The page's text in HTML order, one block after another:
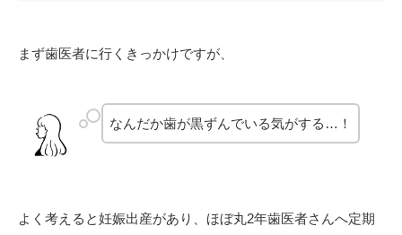
まず歯医者に行くきっかけですが、
なんだか歯が黒ずんでいる気がする…！
よく考えると妊娠出産があり、ほぼ丸2年歯医者さんへ定期